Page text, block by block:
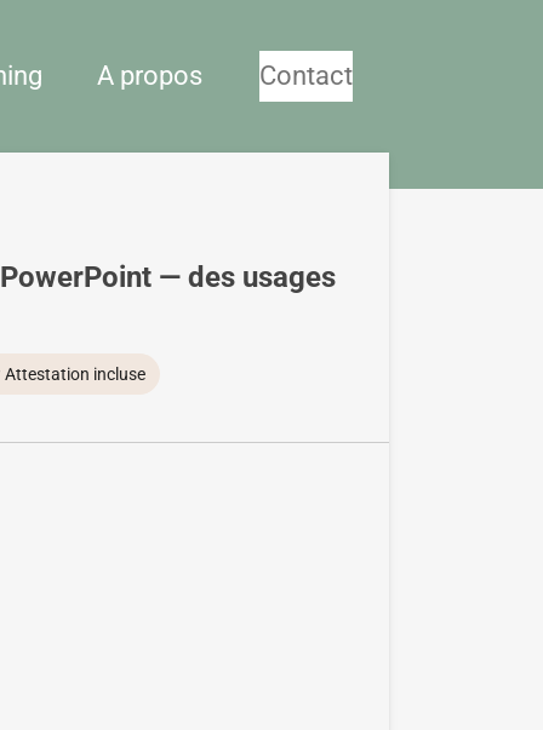
A propos Contact
— des usages
Attestation incluse